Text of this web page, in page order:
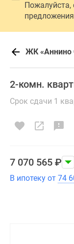
Пожалуйста,
ЖК «Аннино
2-комн.
Срок сдачи 1
7 070 565 ₽
В ипотеку от 74